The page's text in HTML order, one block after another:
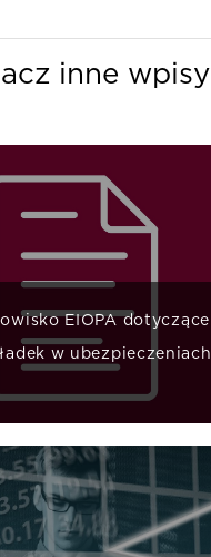
inne wpisy
EIOPA dotyczące
w ubezpieczeniach